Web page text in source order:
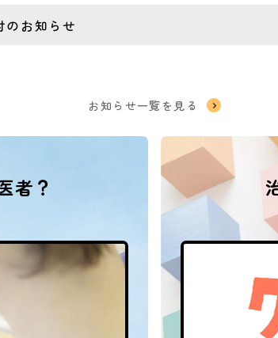
のお知らせ
お知らせ一覧を見る
者？